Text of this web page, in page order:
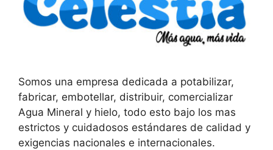
Somos una empresa dedicada a potabilizar,
fabricar, embotellar, distribuir, comercializar
Agua Mineral y hielo, todo esto bajo los mas
estrictos y cuidadosos estándares de calidad y
exigencias nacionales e internacionales.